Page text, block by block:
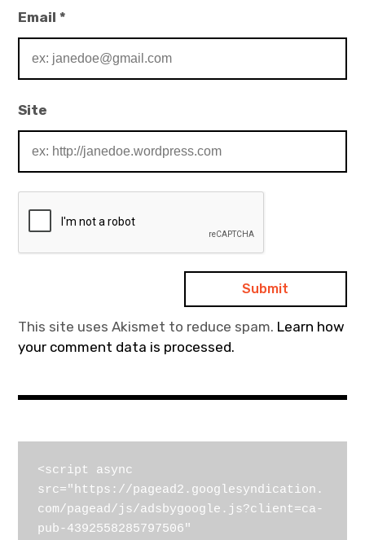
Email*
Site
This site uses Akismet to reduce spam. Learn how
your comment data is processed.
<script async
src="https://pagead2.googlesyndication.
com/pagead/js/adsbygoogle.js?client=ca-
pub-4392558285797506"